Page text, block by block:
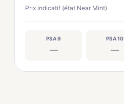
Prix indicatif (état Near Mint)
PSA 9
—
PSA 10
—